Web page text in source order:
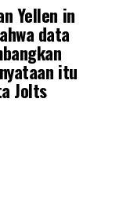
Yellen in
data
itu
Jolts
Jolts